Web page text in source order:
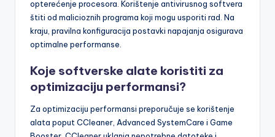
datoteka i programa također doprinosi optimalnom radu.
Kontrola pozadinskih aplikacija može smanjiti
opterećenje procesora. Korištenje antivirusnog softvera
štiti od malicioznih programa koji mogu usporiti rad. Na
optimalne performanse.
optimizaciju performansi?